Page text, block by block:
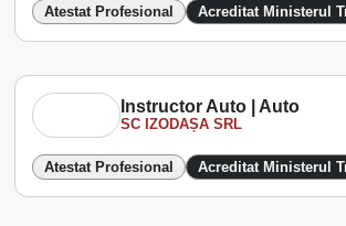
Atestat Profesional Acreditat Ministerul
Instructor Auto | Auto
SC IZODAȘA SRL
Atestat Profesional Acreditat Ministerul